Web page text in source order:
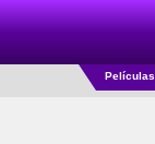
Películas